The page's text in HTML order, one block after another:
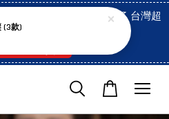
門信用卡付費已經開啓了 台灣超
付款也是!
(3款)